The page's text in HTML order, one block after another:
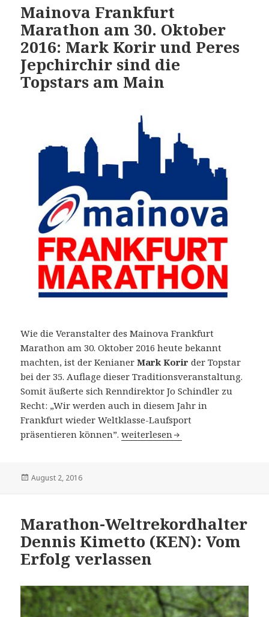
Mainova Frankfurt
Marathon am 30. Oktober
2016: Mark Korir und Peres
Jepchirchir sind die
Topstars am Main
Wie die Veranstalter des Mainova Frankfurt
Marathon am 30. Oktober 2016 heute bekannt
machten, ist der KenianerMark Korir der Topstar
bei der 35. Auflage dieser Traditionsveranstaltung.
Somit äußerte sich Renndirektor Jo Schindler zu
Recht: „Wir werden auch in diesem Jahr in
Frankfurt wieder Weltklasse-Laufsport
präsentieren können”.Mainova Frankfurt Marathon am
weiterlesen
Veröffentlicht
August 2, 2016
Marathon-Weltrekordhalter
Dennis Kimetto (KEN): Vom
Erfolg verlassen